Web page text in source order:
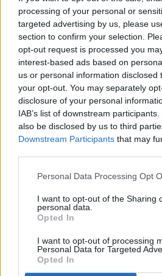
processing of your personal or
targeted advertising by us, please
section to confirm your selection.
opt-out request is processed you
interest-based ads based on
us or personal information disclosed
your opt-out. You may separately
disclosure of your personal
IAB’s list of downstream
also be disclosed by us to third
Downstream Participants that may
Personal Data Processing Opt
I want to opt-out of the Sharing
personal data.
Opted In
I want to opt-out of processing
Personal Data for Targeted
Opted In
Accident per
PRIMER EQUIP
Enes Sali,
tricolor
PRIMER EQUIP
Acord amb el
Josep Cerdà
L'Andorra és